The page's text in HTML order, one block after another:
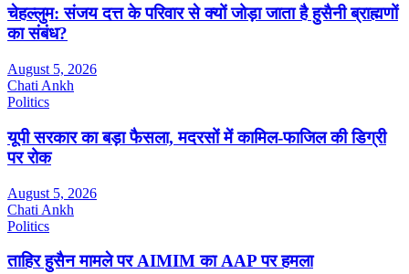
चेहल्लुम: संजय दत्त के परिवार से क्यों जोड़ा जाता है हुसैनी ब्राह्मणों
का संबंध?
August 5, 2026
Chati Ankh
Politics
यूपी सरकार का बड़ा फैसला, मदरसों में कामिल-फाजिल की डिग्री
पर रोक
August 5, 2026
Chati Ankh
Politics
ताहिर हुसैन मामले पर AIMIM का AAP पर हमला